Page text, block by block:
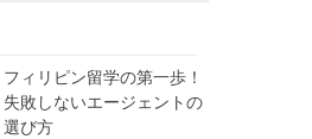
フィリピン留学の第一歩！
失敗しないエージェントの
選び方